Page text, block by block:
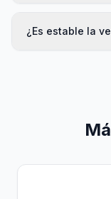
¿Es estable la